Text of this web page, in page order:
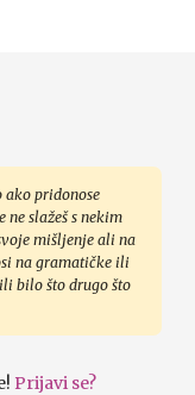
pridonose
slažeš s nekim
mišljenje ali na
na gramatičke ili
bilo što drugo što
Prijavi se?